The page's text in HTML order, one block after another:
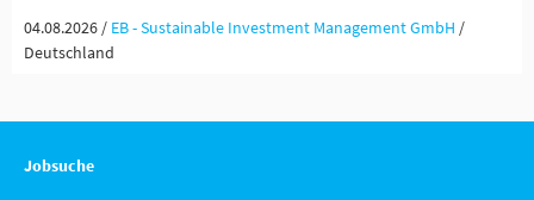
04.08.2026 / EB - Sustainable Investment Management GmbH /
Deutschland
Jobsuche